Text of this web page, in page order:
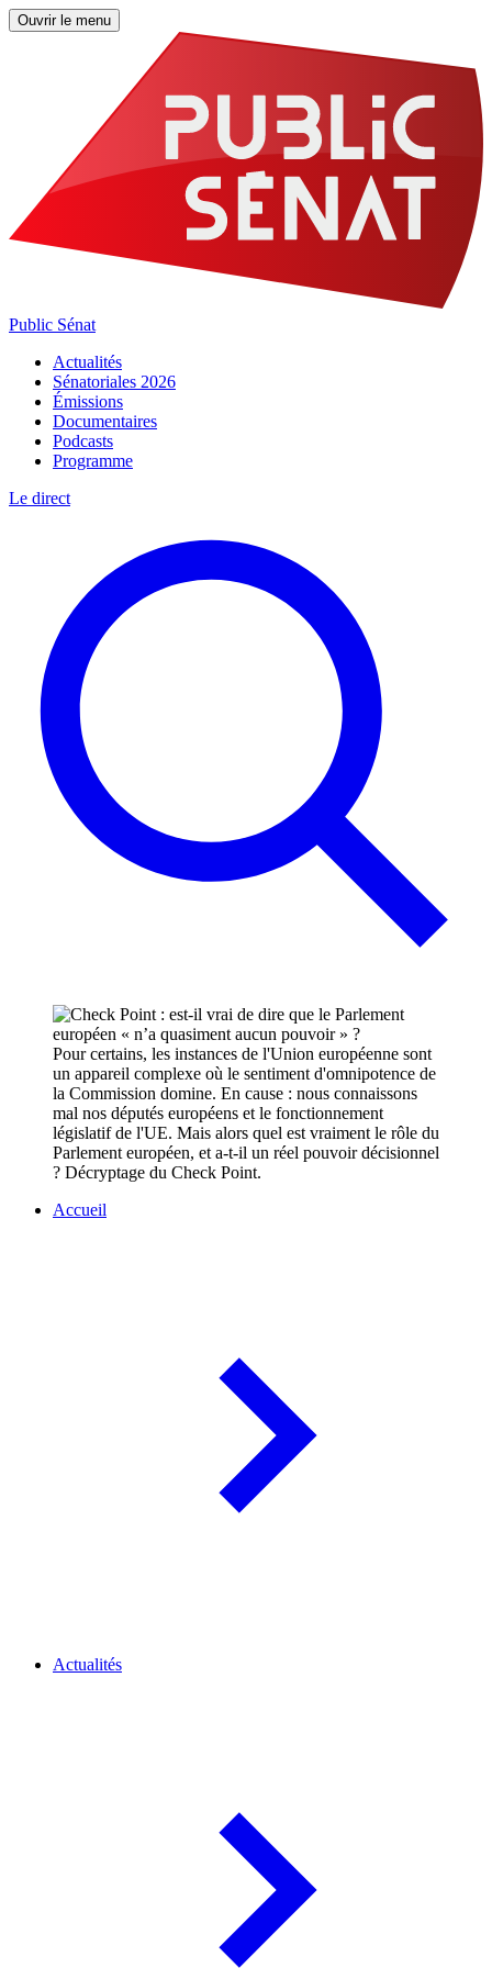
Ouvrir le menu
Public Sénat
Actualités
Sénatoriales 2026
Émissions
Documentaires
Podcasts
Programme
Le direct
Pour certains, les instances de l'Union européenne sont
un appareil complexe où le sentiment d'omnipotence de
la Commission domine. En cause : nous connaissons
mal nos députés européens et le fonctionnement
législatif de l'UE. Mais alors quel est vraiment le rôle du
Parlement européen, et a-t-il un réel pouvoir décisionnel
? Décryptage du Check Point.
Accueil
Actualités